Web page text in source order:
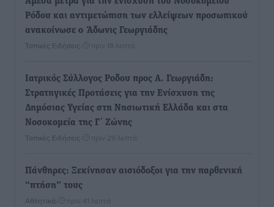
Ρόδου και αντιμετώπιση των ελλείψεων προσωπικού
ανακοίνωσε ο Άδωνις Γεωργιάδης
Τοπικές Ειδήσεις πριν 18 λεπτά
Iατρικός Σύλλογος Ροδου προς Α. Γεωργιάδη:
Στρατηγικές Προτάσεις για την Ενίσχυση της
Δημόσιας Υγείας στη Νησιωτική Ελλάδα και στα
Νοσοκομεία της Γ΄ Ζώνης
Τοπικές Ειδήσεις πριν 29 λεπτά
Πάνθηρες: Ξεκίνησαν αισιόδοξοι για την παρθενική
“πτήση” τους
Αθλητικά πριν 41 λεπτά